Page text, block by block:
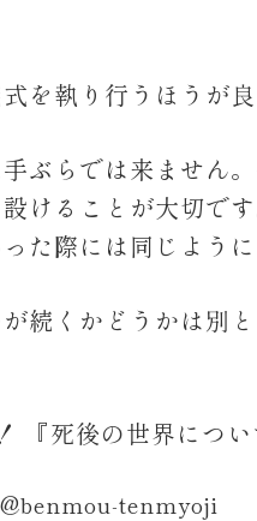
を執り行うほうが良
ぶらでは来ません
けることが大切で
た際には同じよう
続くかどうかは別
死後の世界につい
tenmyoji